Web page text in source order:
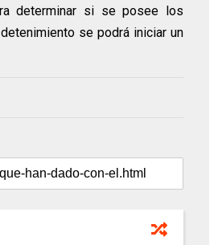
determinar si se posee los
se podrá iniciar un